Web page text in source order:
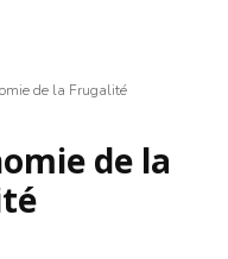
de la Frugalité
de la